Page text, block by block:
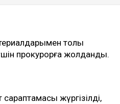
толық
прокурорға жолданды.
жүргізілді,